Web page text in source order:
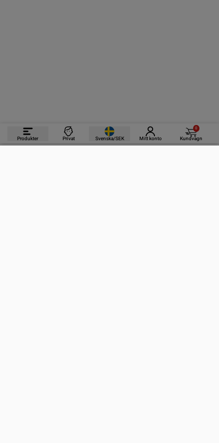
Produkter Privat Svenska/SEK Mitt konto
0
Kundvagn